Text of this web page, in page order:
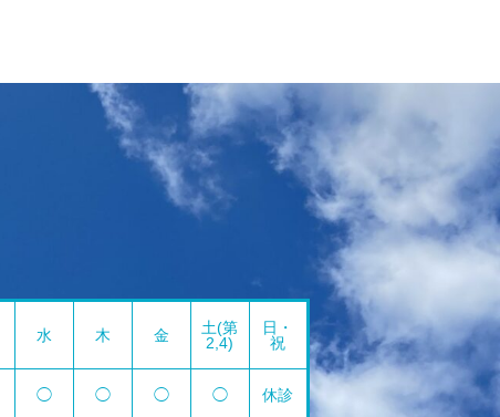
水 木 金
土(第
2,4)
日・
祝
◯ ◯ ◯ ◯ 休診